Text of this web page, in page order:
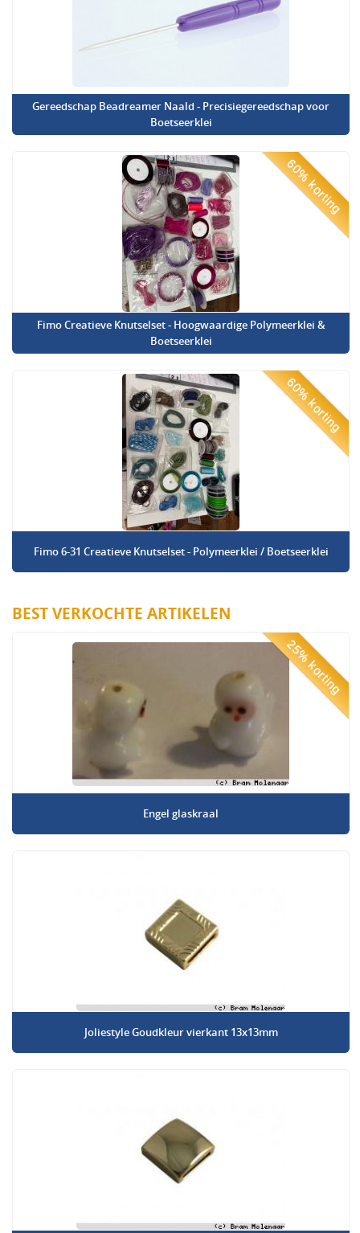
Gereedschap Beadreamer Naald - Precisiegereedschap voor
Boetseerklei
60% korting
Fimo Creatieve Knutselset - Hoogwaardige Polymeerklei &
Boetseerklei
60% korting
Fimo 6-31 Creatieve Knutselset - Polymeerklei / Boetseerklei
BEST VERKOCHTE ARTIKELEN
25% korting
Engel glaskraal
Joliestyle Goudkleur vierkant 13x13mm